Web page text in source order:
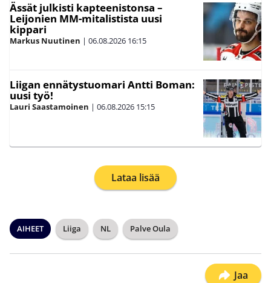
Ässät julkisti kapteenistonsa –
Leijonien MM-mitalistista uusi
kippari
Markus Nuutinen | 06.08.2026 16:15
Liigan ennätystuomari Antti Boman:
uusi työ!
Lauri Saastamoinen | 06.08.2026 15:15
Lataa lisää
AIHEET Liiga NL Palve Oula
Jaa